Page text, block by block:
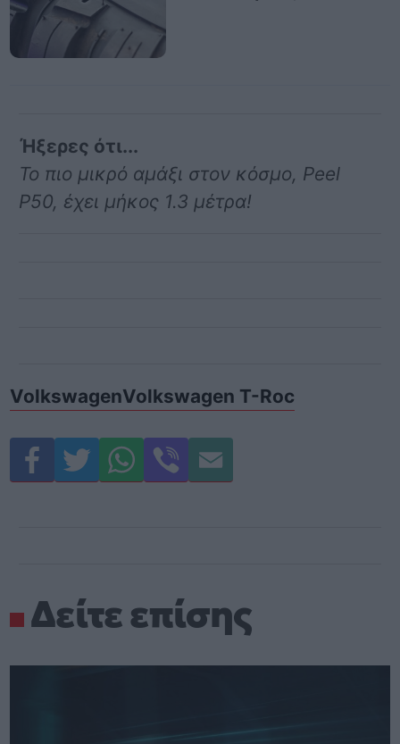
Ήξερες ότι...
Το πιο μικρό αμάξι στον κόσμο, Peel
P50, έχει μήκος 1.3 μέτρα!
VolkswagenVolkswagen T-Roc
Δείτε επίσης